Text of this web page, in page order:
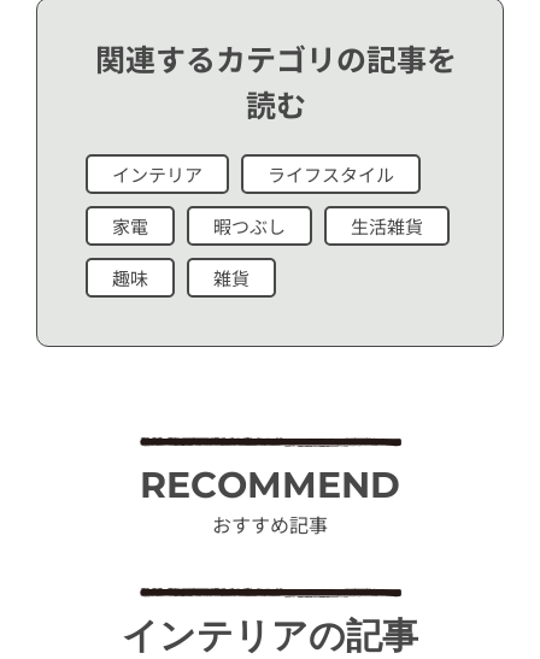
関連するカテゴリの記事を
読む
インテリア ライフスタイル
家電 暇つぶし 生活雑貨
趣味 雑貨
RECOMMEND
おすすめ記事
インテリアの記事